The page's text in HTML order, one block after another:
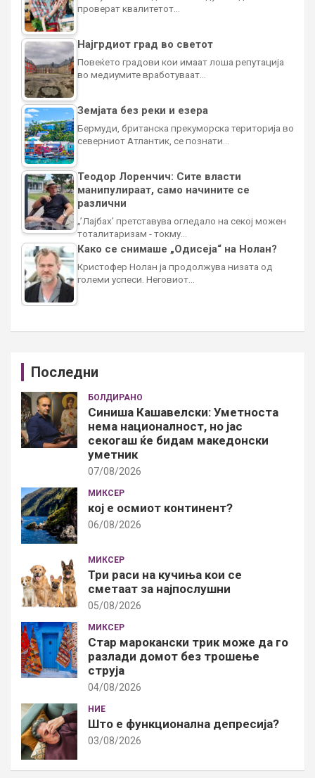
проверат квалитетот…
Најгрдиот град во светот
Повеќето градови кои имаат лоша репутација
во медиумите вработуваат…
Земјата без реки и езера
Бермуди, британска прекуморска територија во
северниот Атлантик, се познати…
Теодор Лоренчич: Сите власти
манипулираат, само начините се
различни
„’Лајбах’ претставува огледало на секој можен
тоталитаризам - токму…
Како се снимаше „Одисеја“ на Нолан?
Кристофер Нолан ја продолжува низата од
големи успеси. Неговиот…
Последни
БОЛДИРАНО
Синиша Кашавелски: Уметноста
нема националност, но јас
секогаш ќе бидам македонски
уметник
07/08/2026
МИКСЕР
кој е осмиот континент?
06/08/2026
МИКСЕР
Три раси на кучиња кои се
сметаат за најпослушни
05/08/2026
МИКСЕР
Стар марокански трик може да го
разлади домот без трошење
струја
04/08/2026
НИЕ
Што е функционална депресија?
03/08/2026